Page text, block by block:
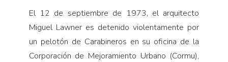
Turismo accidental
Vidas paralelas
Voces y lecturas
El 12 de septiembre de 1973, el arquitecto
Miguel Lawner es detenido violentamente por
un pelotón de Carabineros en su oficina de la
Corporación de Mejoramiento Urbano (Cormu),